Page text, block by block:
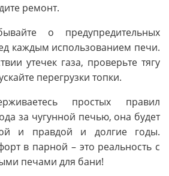
ремонт.
о предупредительных
каждым использованием печи.
утечек газа, проверьте тягу
перегрузки топки.
простых правил
за чугунной печью, она будет
и правдой и долгие годы.
в парной – это реальность с
печами для бани!